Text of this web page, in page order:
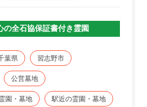
東屋（2棟）があります。
の全石協保証書付き霊園
葉県 習志野市
公営墓地
園・墓地 駅近の霊園・墓地